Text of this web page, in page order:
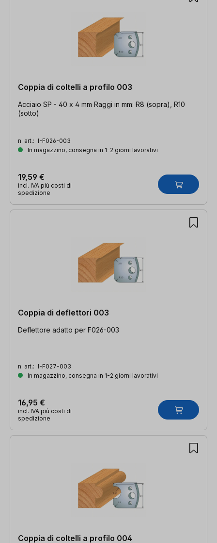
Coppia di coltelli a profilo 003
Acciaio SP - 40 x 4 mm Raggi in mm: R8 (sopra), R10
(sotto)
n. art.: I-F026-003
In magazzino, consegna in 1-2 giorni lavorativi
19,59 €
incl. IVA più costi di
spedizione
Coppia di deflettori 003
Deflettore adatto per F026-003
n. art.: I-F027-003
In magazzino, consegna in 1-2 giorni lavorativi
16,95 €
incl. IVA più costi di
spedizione
Coppia di coltelli a profilo 004